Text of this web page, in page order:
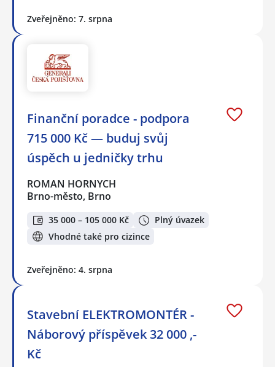
Zveřejněno: 7. srpna
Finanční poradce - podpora
715 000 Kč — buduj svůj
úspěch u jedničky trhu
ROMAN HORNYCH
Brno-město, Brno
35 000 – 105 000 Kč
Plný úvazek
Vhodné také pro cizince
Zveřejněno: 4. srpna
Stavební ELEKTROMONTÉR -
Náborový příspěvek 32 000 ,-
Kč